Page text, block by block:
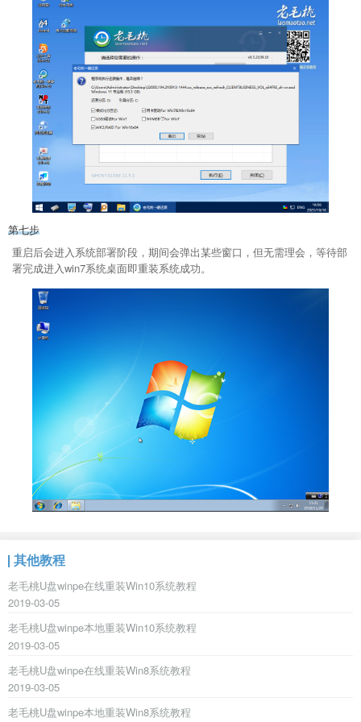
第七步
重启后会进入系统部署阶段，期间会弹出某些窗口，但无需理会，等待部
署完成进入win7系统桌面即重装系统成功。
其他教程
老毛桃U盘winpe在线重装Win10系统教程
2019-03-05
老毛桃U盘winpe本地重装Win10系统教程
2019-03-05
老毛桃U盘winpe在线重装Win8系统教程
2019-03-05
老毛桃U盘winpe本地重装Win8系统教程